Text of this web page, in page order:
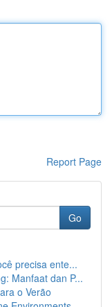
Report Page
Go
precisa ente...
Manfaat dan P...
o Verão